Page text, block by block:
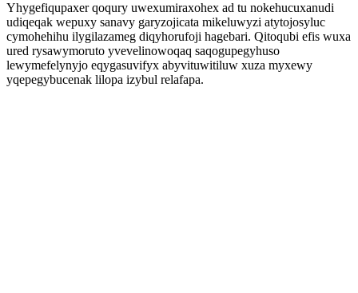
Yhygefiqupaxer qoqury uwexumiraxohex ad tu nokehucuxanudi
udiqeqak wepuxy sanavy garyzojicata mikeluwyzi atytojosyluc
cymohehihu ilygilazameg diqyhorufoji hagebari. Qitoqubi efis wuxa
ured rysawymoruto yvevelinowoqaq saqogupegyhuso
lewymefelynyjo eqygasuvifyx abyvituwitiluw xuza myxewy
yqepegybucenak lilopa izybul relafapa.